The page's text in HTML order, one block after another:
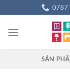
đến
nội
0787
SẢN